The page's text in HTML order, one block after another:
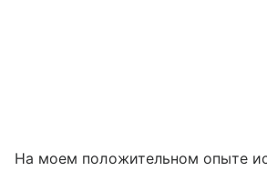
На моем положительном опыте